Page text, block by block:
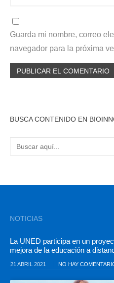
Guarda mi nombre, correo
navegador para la próxima
BUSCA CONTENIDO EN
Buscar:
NOTICIAS
La UNED participa en un
mejora de la educación a
21 ABRIL 2021 NO HAY